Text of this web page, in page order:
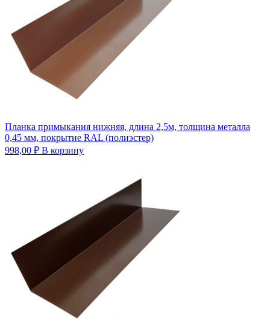
Планка примыкания нижняя, длина 2,5м, толщина металла
0,45 мм, покрытие RAL (полиэстер)
998,00 ₽ В корзину